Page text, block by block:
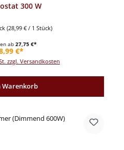
300 W
(28,99 € / 1 Stück)
ab 27,75 €*
Preis:
€*
zzgl. Versandkosten
Warenkorb